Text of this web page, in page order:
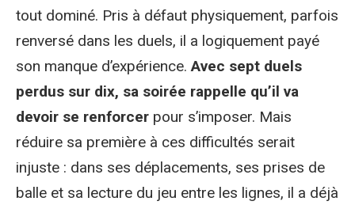
tout dominé. Pris à défaut physiquement, parfois
renversé dans les duels, il a logiquement payé
son manque d’expérience.Avec sept duels
perdus sur dix, sa soirée rappelle qu’il va
devoir se renforcer pour s’imposer. Mais
réduire sa première à ces difficultés serait
injuste : dans ses déplacements, ses prises de
balle et sa lecture du jeu entre les lignes, il a déjà